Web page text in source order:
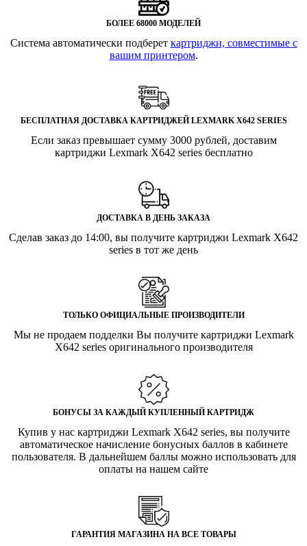
БОЛЕЕ 68000 МОДЕЛЕЙ
Система автоматически подберет картриджи, совместимые с
вашим принтером.
БЕСПЛАТНАЯ ДОСТАВКА КАРТРИДЖЕЙ LEXMARK X642 SERIES
Если заказ превышает сумму 3000 рублей, доставим
картриджи Lexmark X642 series бесплатно
ДОСТАВКА В ДЕНЬ ЗАКАЗА
Сделав заказ до 14:00, вы получите картриджи Lexmark X642
series в тот же день
ТОЛЬКО ОФИЦИАЛЬНЫЕ ПРОИЗВОДИТЕЛИ
Мы не продаем подделки Вы получите картриджи Lexmark
X642 series оригинального производителя
БОНУСЫ ЗА КАЖДЫЙ КУПЛЕННЫЙ КАРТРИДЖ
Купив у нас картриджи Lexmark X642 series, вы получите
автоматическое начисление бонусных баллов в кабинете
пользователя. В дальнейшем баллы можно использовать для
оплаты на нашем сайте
ГАРАНТИЯ МАГАЗИНА НА ВСЕ ТОВАРЫ